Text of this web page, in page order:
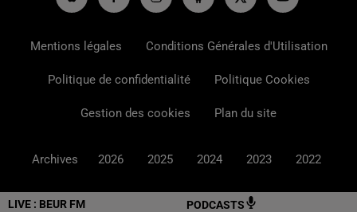
LIVE : BEUR FM PODCASTS
Mentions légales Conditions Générales d'Utilisation
Politique de confidentialité Politique Cookies
Gestion des cookies Plan du site
Archives 2026 2025 2024 2023 2022